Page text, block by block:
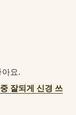
요.
잘되게 신경 쓰